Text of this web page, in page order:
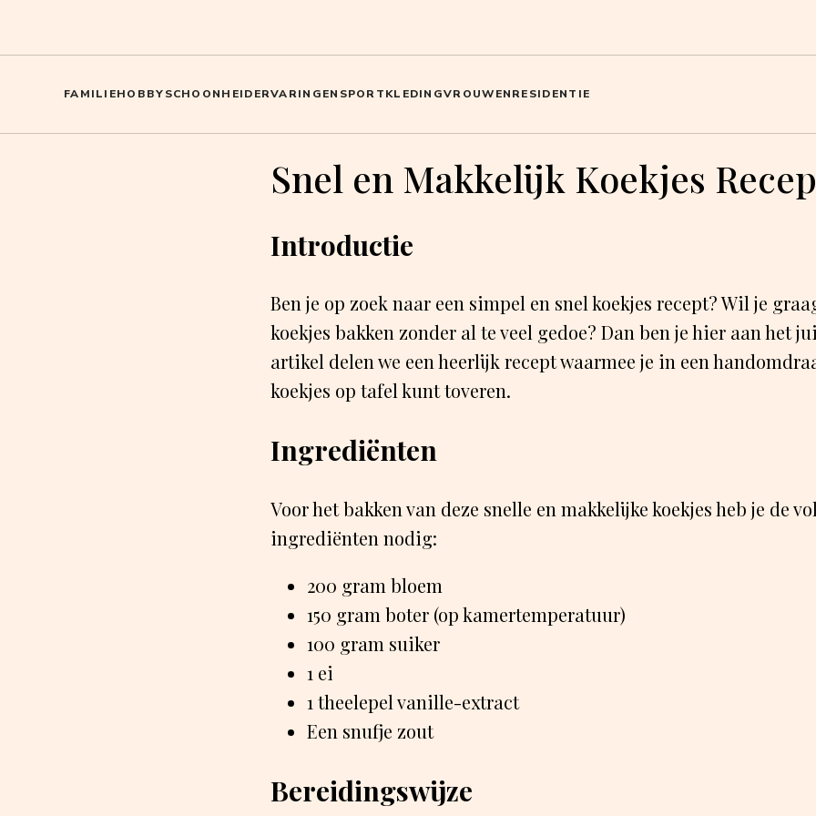
FAMILIEHOBBYSCHOONHEIDERVARINGEN SPORTKLEDINGVROUWENRESIDENTIE
Snel en Makkelijk Koekjes
Introductie
Ben je op zoek naar een simpel en snel koekjes recept? Wil je
koekjes bakken zonder al te veel gedoe? Dan ben je hier aan het
artikel delen we een heerlijk recept waarmee je in een
koekjes op tafel kunt toveren.
Ingrediënten
Voor het bakken van deze snelle en makkelijke koekjes heb je de
ingrediënten nodig:
200 gram bloem
150 gram boter (op kamertemperatuur)
100 gram suiker
1 ei
1 theelepel vanille-extract
Een snufje zout
Bereidingswijze